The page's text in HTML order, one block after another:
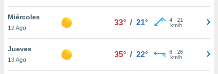
cookies
aceptar
Miércoles
12 Ago
33° / 21° 4- 21
km/h
Jueves
13 Ago
35° / 22° 6- 26
km/h